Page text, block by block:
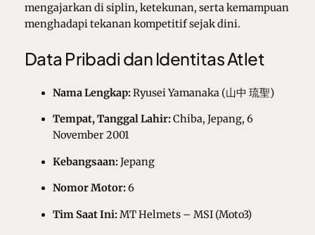
mengajarkan di siplin, ketekunan, serta kemampuan
menghadapi tekanan kompetitif sejak dini.
Data Pribadi dan Identitas Atlet
Nama Lengkap:Ryusei Yamanaka (山中 琉聖)
Tempat, Tanggal Lahir:Chiba, Jepang, 6
November 2001
Kebangsaan:Jepang
Nomor Motor:6
Tim Saat Ini:MT Helmets – MSI (Moto3)